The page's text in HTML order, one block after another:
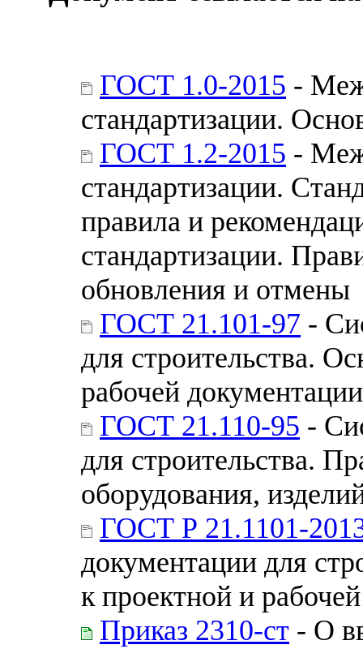
ГОСТ 1.0-2015 -
стандартизации.
ГОСТ 1.2-2015 -
стандартизации.
правила и
стандартизации.
обновления и отмены
ГОСТ 21.101-97 -
для строительства.
рабочей документации
ГОСТ 21.110-95 -
для строительства.
оборудования,
ГОСТ Р 21.1101-
документации для
к проектной и
Приказ 2310-ст - О